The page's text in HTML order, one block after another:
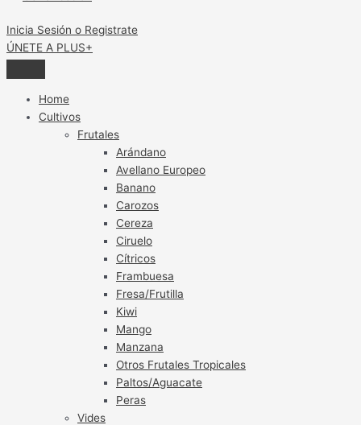
Inicia Sesión o Registrate
ÚNETE A PLUS+
Home
Cultivos
Frutales
Arándano
Avellano Europeo
Banano
Carozos
Cereza
Ciruelo
Cítricos
Frambuesa
Fresa/Frutilla
Kiwi
Mango
Manzana
Otros Frutales Tropicales
Paltos/Aguacate
Peras
Vides